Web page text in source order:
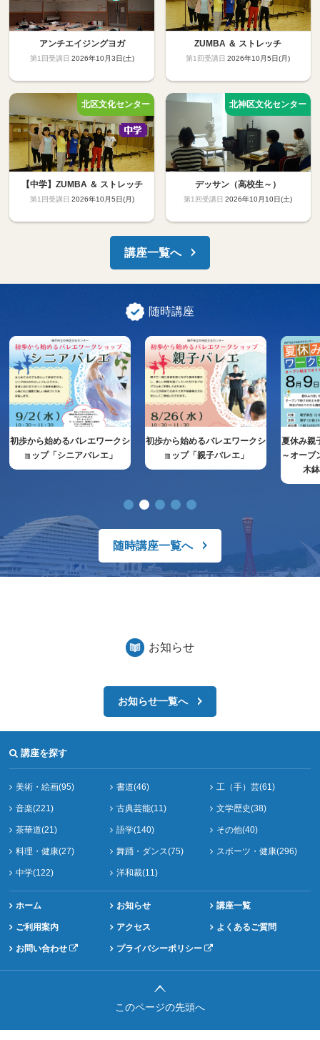
アンチエイジングヨガ
2026年10月3日(土)
ZUMBA ＆ ストレッチ
2026年10月5日(月)
【中学】ZUMBA ＆ ストレッチ
2026年10月5日(月)
デッサン（高校生～）
2026年10月10日(土)
講座一覧へ
随時講座
初歩から始めるバレエワークシ
ョップ「シニアバレエ」
初歩から始めるバレエワークシ
ョップ「親子バレエ」
夏休み親
～オーブ
木
随時講座一覧へ
お知らせ
お知らせ一覧へ
講座を探す
美術・絵画(95) 書道(46) 工（手）芸(61)
音楽(221) 古典芸能(11) 文学歴史(38)
茶華道(21) 語学(140) その他(40)
料理・健康(27) 舞踊・ダンス(75) スポーツ・健康(296)
中学(122) 洋和裁(11)
ホーム お知らせ 講座一覧
ご利用案内 アクセス よくあるご質問
お問い合わせ プライバシーポリシー
このページの先頭へ